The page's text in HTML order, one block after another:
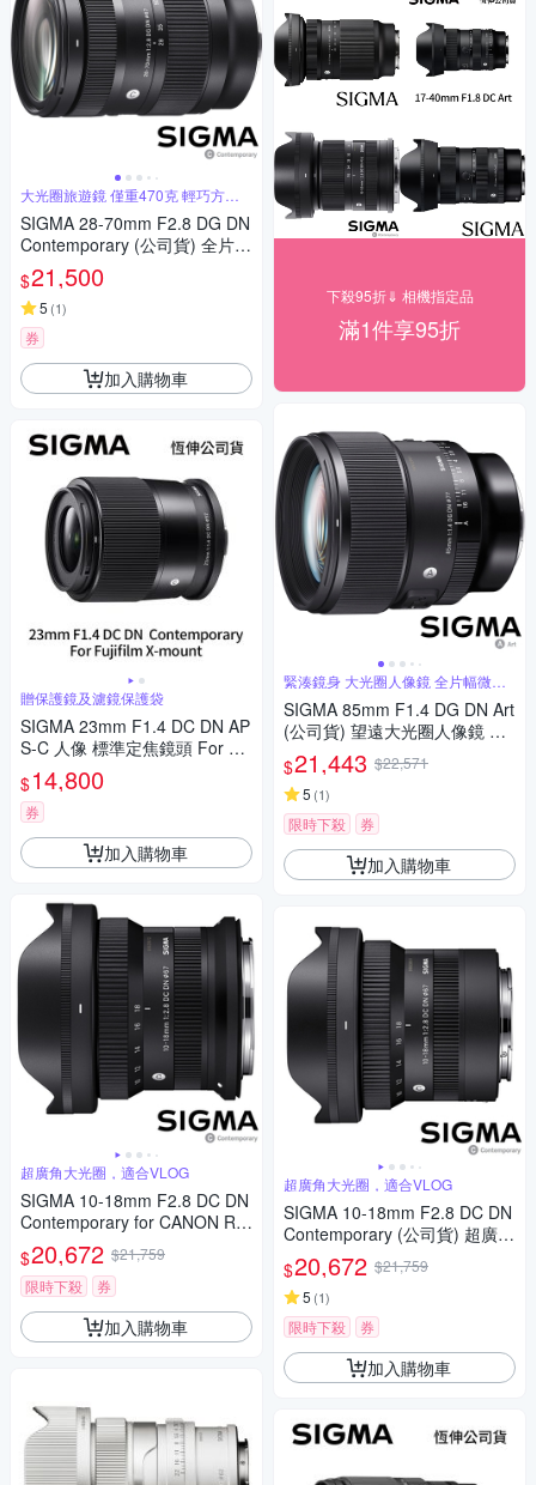
大光圈旅遊鏡 僅重470克 輕巧方便
攜帶
SIGMA 28-70mm F2.8 DG DN
Contemporary (公司貨) 全片幅
微單眼鏡頭 旅遊鏡
$21,500
5 (1)
券
加入購物車
贈保護鏡及濾鏡保護袋
SIGMA 23mm F1.4 DC DN AP
S-C 人像 標準定焦鏡頭 For Fuj
ifilm X-mount (公司貨)
$14,800
券
加入購物車
超廣角大光圈，適合VLOG
SIGMA 10-18mm F2.8 DC DN
Contemporary for CANON RF
接環 (公司貨) 超廣角變焦鏡頭
APS-C 無反微單眼鏡頭
$20,672 $21,759
限時下殺
券
加入購物車
下殺95折⇓ 相機指定品
滿1件享95折
緊湊鏡身 大光圈人像鏡 全片幅微單
眼鏡頭
SIGMA 85mm F1.4 DG DN Art
(公司貨) 望遠大光圈人像鏡 全
片幅微單眼鏡頭
$21,443 $22,571
5 (1)
限時下殺 券
加入購物車
超廣角大光圈，適合VLOG
SIGMA 10-18mm F2.8 DC DN
Contemporary (公司貨) 超廣角
變焦鏡頭 APS-C 無反微單眼鏡
頭
$20,672 $21,759
5 (1)
限時下殺 券
加入購物車